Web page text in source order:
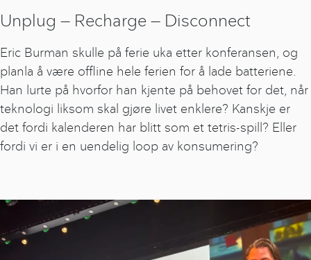
Unplug — Recharge — Disconnect
Eric Burman skulle på ferie uka etter konferansen, og
planla å være offline hele ferien for å lade batteriene.
Han lurte på hvorfor han kjente på behovet for det, når
teknologi liksom skal gjøre livet enklere? Kanskje er
det fordi kalenderen har blitt som et tetris-spill? Eller
fordi vi er i en uendelig loop av konsumering?